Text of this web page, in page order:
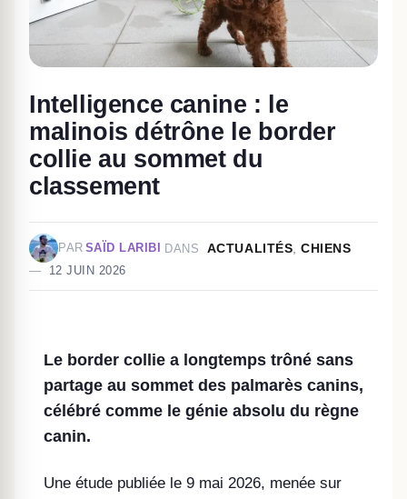
Intelligence canine : le
malinois détrône le border
collie au sommet du
classement
12 JUIN 2026
PAR SAÏD LARIBI DANS ACTUALITÉS ,CHIENS
Le border collie a longtemps trôné sans
partage au sommet des palmarès canins,
célébré comme le génie absolu du règne
canin.
Une étude publiée le 9 mai 2026, menée sur